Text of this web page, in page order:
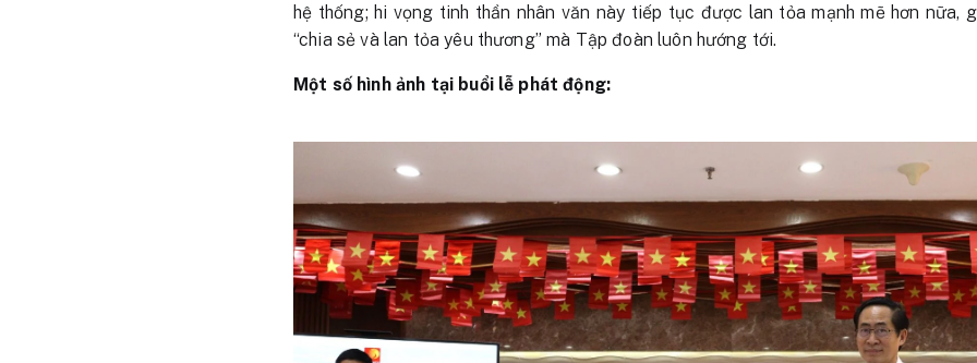
hệ thống; hi vọng tinh thần nhân văn này tiếp tục được lan tỏa mạnh mẽ hơn nữa,
“chia sẻ và lan tỏa yêu thương” mà Tập đoàn luôn hướng tới.
Một số hình ảnh tại buổi lễ phát động: